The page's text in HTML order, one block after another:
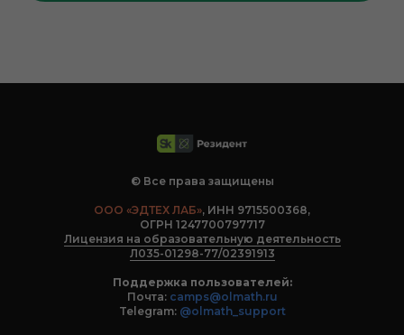
© Все права защищены
ООО «ЭДТЕХ ЛАБ», ИНН 9715500368,
ОГРН 1247700797717
Лицензия на образовательную деятельность
Л035-01298-77/02391913
Поддержка пользователей:
Почта: camps@olmath.ru
Telegram: @olmath_support